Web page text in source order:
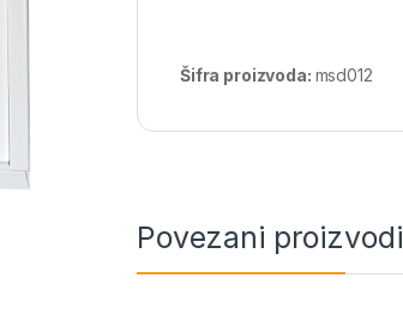
Šifra proizvoda: msd012
Povezani proizvodi